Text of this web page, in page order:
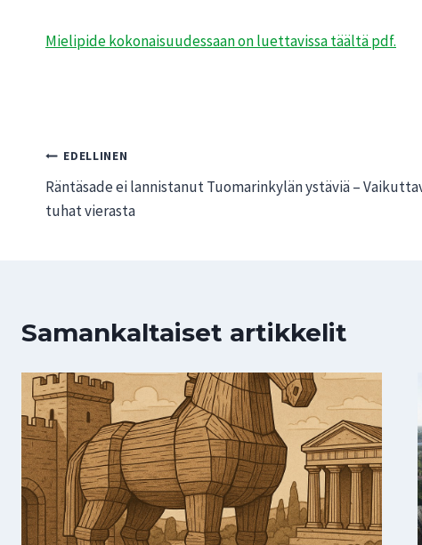
Mielipide kokonaisuudessaan on luettavissa täältä pdf.
Artikkelien
selaus
EDELLINEN
Räntäsade ei lannistanut Tuomarinkylän ystäviä –
tuhat vierasta
Samankaltaiset artikkelit